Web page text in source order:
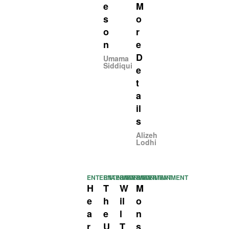
e
s
o
n
Umama
Siddiqui
M
o
r
e
D
e
t
a
il
s
Alizeh
Lodhi
ENTERTAINMENT
H
e
a
r
ENTERTAINMENT
T
h
e
U
ENTERTAINMENT
W
il
l
T
ENTERTAINMENT
M
o
n
s